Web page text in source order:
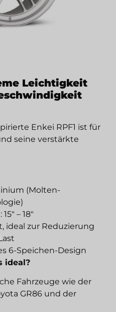
Leichtigkeit
Enkei RPF1 ist für
seine verstärkte
(Molten-
– 18"
ideal zur Reduzierung
6-Speichen-Design
ideal?
Fahrzeuge wie der
GR86 und der